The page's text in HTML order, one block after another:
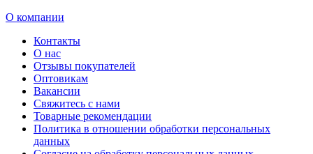
О компании
Контакты
О нас
Отзывы покупателей
Оптовикам
Вакансии
Свяжитесь с нами
Товарные рекомендации
Политика в отношении обработки персональных
данных